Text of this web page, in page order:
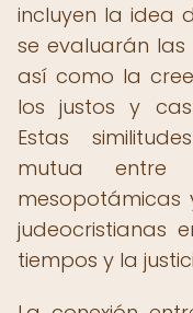
incluyen la idea
se evaluarán
así como la
los justos y
Estas
mutua entre
mesopotámicas
judeocristianas
tiempos y la